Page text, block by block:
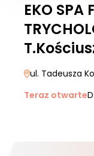
EKO SPA
ul. Tadeusza
Teraz otwarte